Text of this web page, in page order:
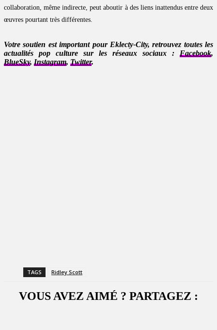
collaboration, même indirecte, peut aboutir à des liens inattendus entre deux
œuvres pourtant très différentes.
Votre soutien est important pour Eklecty-City, retrouvez toutes les
actualités pop culture sur les réseaux sociaux : Facebook,
BlueSky, Instagram, Twitter.
TAGS Ridley Scott
VOUS AVEZ AIMÉ ? PARTAGEZ :